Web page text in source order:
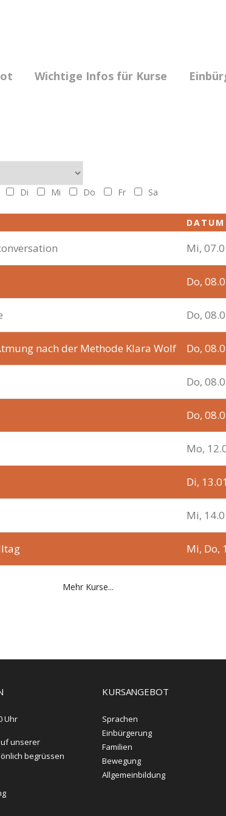
Wichtige Infos für Kurse
Di Mi Do Fr Sa
DATUM
Mi,
Do,
Do,
nach der Methode Klara Wolf Do,
Do,
Do,
Mo,
Di,
Mi,
Mi, Do,
Mehr Kurse...
Uhr
unserer
begrüssen
KURSANGEBOT
Sprachen
Einbürgerung
Familien
Bewegung
Allgemeinbildung